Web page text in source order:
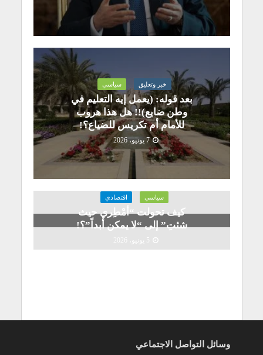
خبر وتعليق سياسي
بعد قوله: (يعمل إيه التعليم في
وطن ضايع)!! هل هذا هروب
للأمام أم تكريس للضياع؟!
7 يونيو، 2026
سياسي اقتصادي
كيف تحولت “أمْطِري حيث
شئتِ” إلى “لا يمكن أبداً”؟!
وسائل التواصل الاجتماعي